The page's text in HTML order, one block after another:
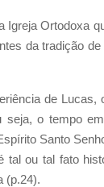
Ortodoxa
da tradição
de
seja, o tempo
Santo
tal ou tal fato
(p.24).